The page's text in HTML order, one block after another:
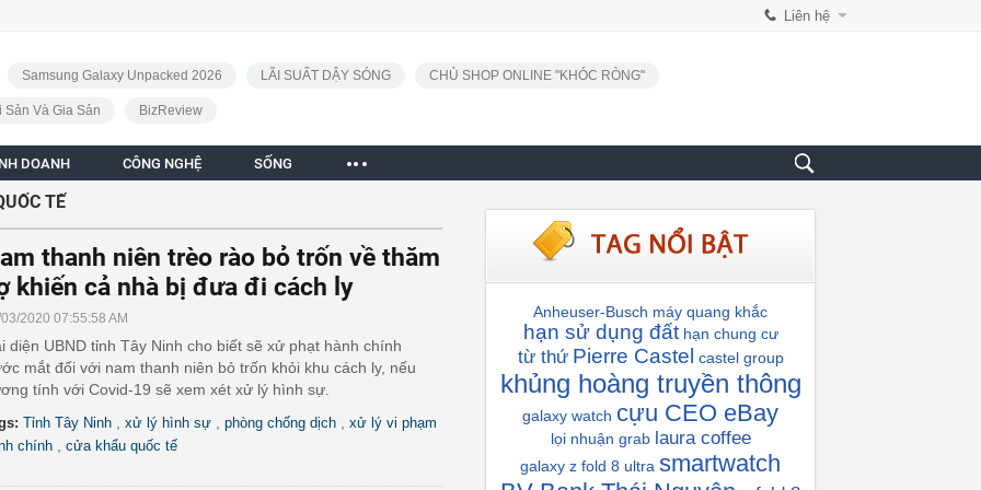
Liên hệ
Samsung Galaxy Unpacked 2026 LÃI SUẤT DẬY SÓNG CHỦ SHOP ONLINE "KHÓC RÒNG"
Sản Và Gia Sản BizReview
DOANH CÔNG NGHỆ SỐNG
TẾ
thanh niên trèo rào bỏ trốn về thăm
khiến cả nhà bị đưa đi cách ly
2020 07:55:58 AM
diện UBND tỉnh Tây Ninh cho biết sẽ xử phạt hành chính
mắt đối với nam thanh niên bỏ trốn khỏi khu cách ly, nếu
tính với Covid-19 sẽ xem xét xử lý hình sự.
Tỉnh Tây Ninh xử lý hình sự phòng chống dịch
xử lý vi phạm
chính
cửa khẩu quốc tế
Anheuser-Busch máy quang khắc
hạn sử dụng đất hạn chung cư
từ thứ Pierre Castel castel group
khủng hoàng truyền thông
galaxy watch cựu CEO eBay
lọi nhuận grab laura coffee
galaxy z fold 8 ultra smartwatch